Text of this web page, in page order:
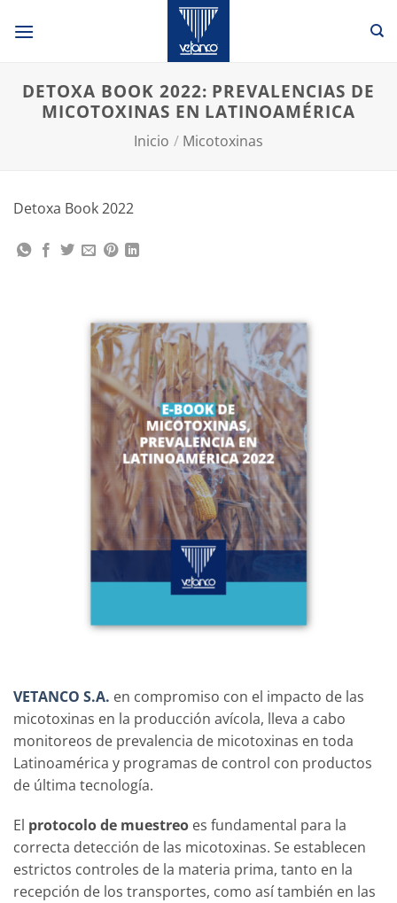
DETOXA BOOK 2022: PREVALENCIAS DE
MICOTOXINAS EN LATINOAMÉRICA
Inicio / Micotoxinas
Detoxa Book 2022
VETANCO S.A. en compromiso con el impacto de las
micotoxinas en la producción avícola, lleva a cabo
monitoreos de prevalencia de micotoxinas en toda
Latinoamérica y programas de control con productos
de última tecnología.
El protocolo de muestreo es fundamental para la
correcta detección de las micotoxinas. Se establecen
estrictos controles de la materia prima, tanto en la
recepción de los transportes, como así también en las